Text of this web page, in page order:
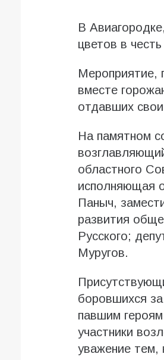
В
цветов в
Мероприятие,
вместе
отдавших
На памятном
областного
исполняющая
Паныч,
развития
Русского;
Муругов.
боровшихся
павшим
участники
уважение тем,